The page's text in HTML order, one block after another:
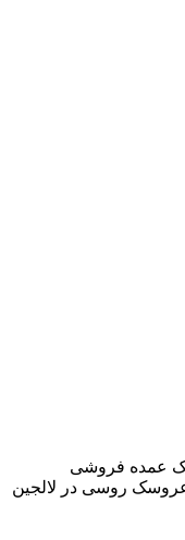
عمده فروشی
روسی در لالجین